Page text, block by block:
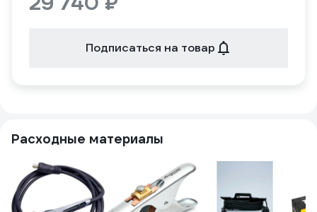
Подписаться на товар
Расходные материалы